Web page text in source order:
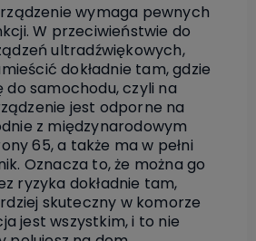
wymaga pewnych
W przeciwieństwie do
ultradźwiękowych,
dokładnie tam, gdzie
do samochodu, czyli na
jest odporne na
z międzynarodowym
65, a także ma w pełni
Oznacza to, że można go
ryzyka dokładnie tam,
skuteczny w komorze
jest wszystkim, i to nie